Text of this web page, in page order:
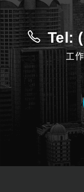
Tel:
工